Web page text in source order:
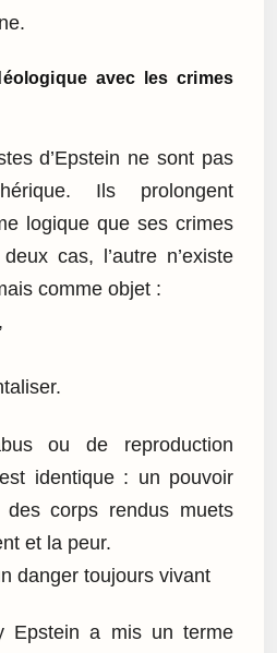
avec les crimes
d’Epstein ne sont pas
Ils prolongent
logique que ses crimes
cas, l’autre n’existe
comme objet :
ou de reproduction
identique : un pouvoir
corps rendus muets
et la peur.
danger toujours vivant
Epstein a mis un terme